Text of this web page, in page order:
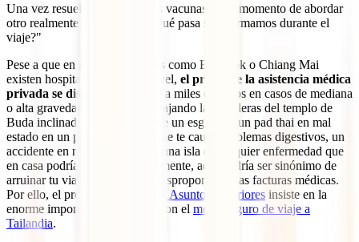
Una vez resuelto el tema de las vacunas, es el momento de abordar
otro realmente importante. "¿Qué pasa si enfermamos durante el
viaje?"
Pese a que en grandes ciudades como Bangkok o Chiang Mai
existen hospitales de primer nivel, el precio de la asistencia médica
privada se dispara
fácilmente a miles de euros en casos de mediana
o alta gravedad. Un tropezón bajando las escaleras del templo de
Buda inclinado que te provoque un esguince, un pad thai en mal
estado en un puesto callejero que te cause problemas digestivos, un
accidente en moto recorriendo una isla o cualquier enfermedad que
en casa podrías pasar tranquilamente, aquí podría ser sinónimo de
arruinar tu viaje por culpa de desproporcionadas facturas médicas.
Por ello, el propio
Ministerio de Asuntos Exteriores insiste en la
enorme importancia de contar con el mejor seguro de viaje a
Tailandia.